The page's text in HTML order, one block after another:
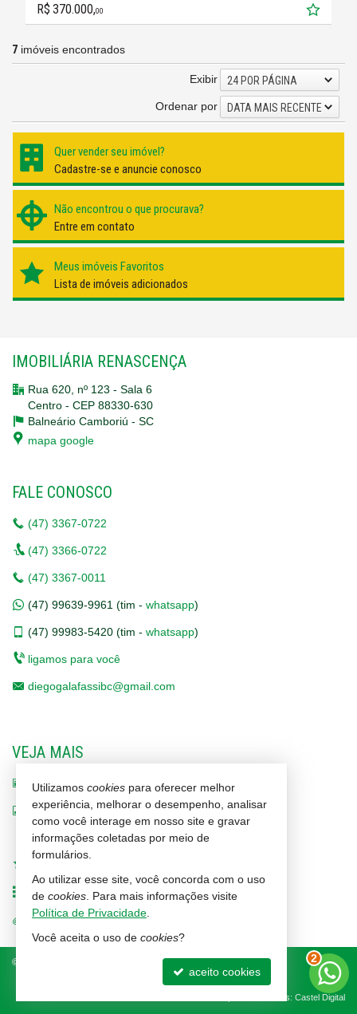
R$ 370.000,00
7 imóveis encontrados
Exibir
24 POR PÁGINA
Ordenar por
DATA MAIS RECENTE
Quer vender seu imóvel?
Cadastre-se e anuncie conosco
Não encontrou o que procurava?
Entre em contato
Meus imóveis Favoritos
Lista de imóveis adicionados
IMOBILIÁRIA RENASCENÇA
Rua 620, nº 123 - Sala 6
Centro - CEP 88330-630
Balneário Camboriú - SC
mapa google
FALE CONOSCO
(47) 3367-0722
(47) 3366-0722
(47) 3367-0011
(47) 99639-9961 (tim - whatsapp)
(47) 99983-5420 (tim - whatsapp)
ligamos para você
diegogalafassibc@gmail.com
VEJA MAIS
receba nosso newsletter
indicadores financeiros
cadastre seu imóvel
mapa de imóveis
trabalhe conosco
© Política de Privacidade
Site para imobiliárias: Castel Digital
2
Utilizamos cookies para oferecer melhor
experiência, melhorar o desempenho, analisar
como você interage em nosso site e gravar
informações coletadas por meio de
formulários.
Ao utilizar esse site, você concorda com o uso
de cookies . Para mais informações visite
Política de Privacidade
Você aceita o uso de cookies?
aceito cookies